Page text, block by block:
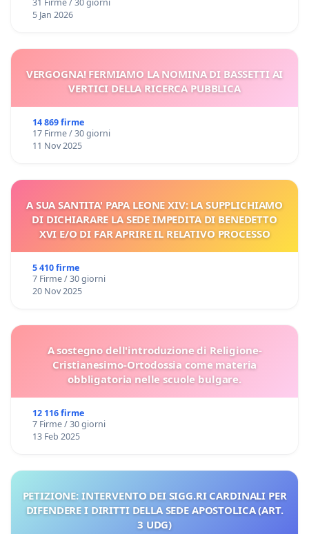
31 Firme / 30 giorni
5 Jan 2026
VERGOGNA! FERMIAMO LA NOMINA DI BASSETTI AI
VERTICI DELLA RICERCA PUBBLICA
14 869 firme
17 Firme / 30 giorni
11 Nov 2025
A SUA SANTITA' PAPA LEONE XIV: LA SUPPLICHIAMO
DI DICHIARARE LA SEDE IMPEDITA DI BENEDETTO
XVI E/O DI FAR APRIRE IL RELATIVO PROCESSO
5 410 firme
7 Firme / 30 giorni
20 Nov 2025
A sostegno dell'introduzione di Religione-
Cristianesimo-Ortodossia come materia
obbligatoria nelle scuole bulgare.
12 116 firme
7 Firme / 30 giorni
13 Feb 2025
PETIZIONE: INTERVENTO DEI SIGG.RI CARDINALI PER
DIFENDERE I DIRITTI DELLA SEDE APOSTOLICA (ART.
3 UDG)